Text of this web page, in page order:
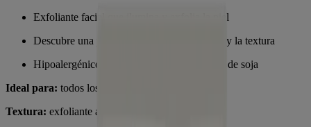
Exfoliante facial que ilumina y exfolia la piel
Descubre una piel radiante y mejora el tono y la textura
Hipoalergénico, libre de jabón, con extracto de soja
Ideal para: todos los tipos de piel
Textura: exfoliante altamente hidratante